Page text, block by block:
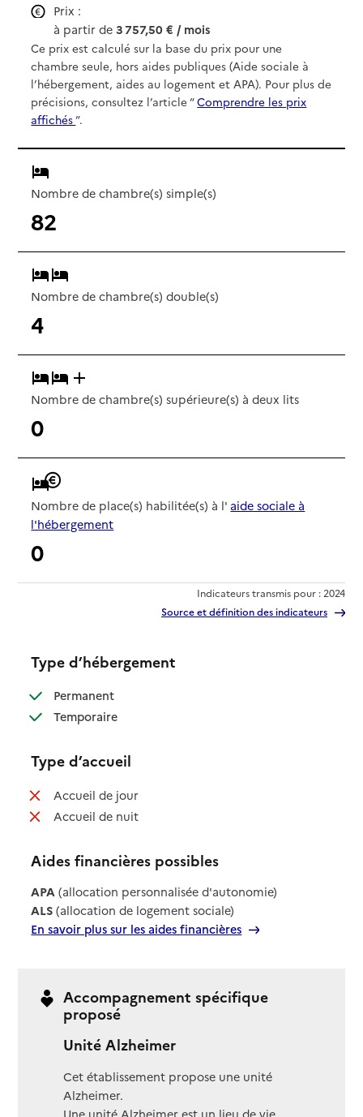
Prix :
à partir de3 757,50 € / mois
Ce prix est calculé sur la base du prix pour une
chambre seule, hors aides publiques (Aide sociale à
l’hébergement, aides au logement et APA). Pour plus de
précisions, consultez l’article “Comprendre les prix
affichés”.
Nombre de chambre(s) simple(s)
82
Nombre de chambre(s) double(s)
4
Nombre de chambre(s) supérieure(s) à deux lits
0
Nombre de place(s) habilitée(s) à l' aide sociale à
l'hébergement
0
Indicateurs transmis pour : 2024
Source et définition des indicateurs
Type d’hébergement
Permanent: disponible
Temporaire: disponible
Type d’accueil
Accueil de jour: non disponible
Accueil de nuit: non disponible
Aides financières possibles
APA (allocation personnalisée d'autonomie)
ALS (allocation de logement sociale)
En savoir plus sur les aides financières
Accompagnement spécifique
proposé
Unité Alzheimer
Cet établissement propose une unité
Alzheimer.